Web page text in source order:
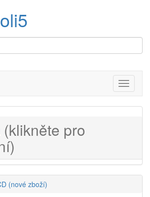
Menu
(klikněte pro
(nové zboží)